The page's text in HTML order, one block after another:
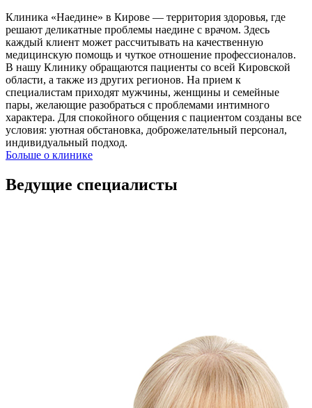
Клиника «Наедине» в Кирове — территория здоровья, где
решают деликатные проблемы наедине с врачом. Здесь
каждый клиент может рассчитывать на качественную
медицинскую помощь и чуткое отношение профессионалов.
В нашу Клинику обращаются пациенты со всей Кировской
области, а также из других регионов. На прием к
специалистам приходят мужчины, женщины и семейные
пары, желающие разобраться с проблемами интимного
характера. Для спокойного общения с пациентом созданы все
условия: уютная обстановка, доброжелательный персонал,
индивидуальный подход.
Больше о клинике
Ведущие специалисты